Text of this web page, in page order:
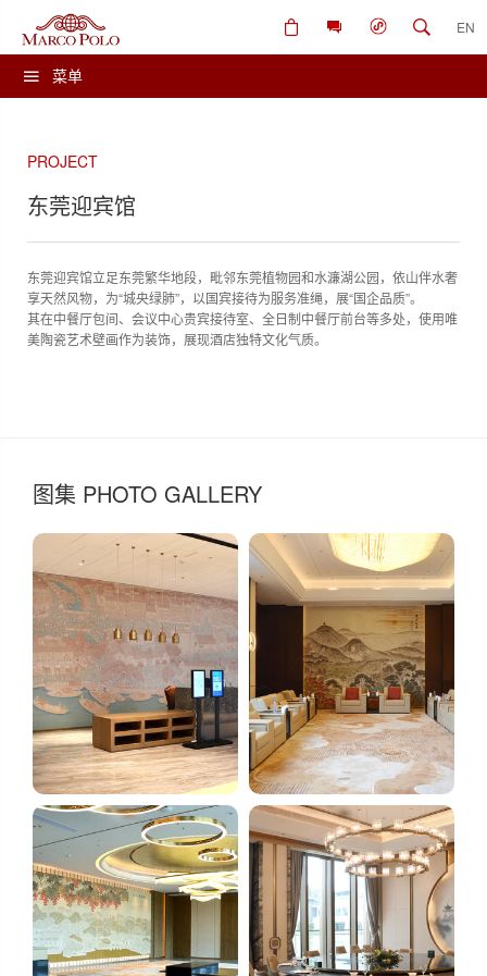
菜单
EN
PROJECT
东莞迎宾馆
东莞迎宾馆立足东莞繁华地段，毗邻东莞植物园和水濂湖公园，依山伴水奢
享天然风物，为“城央绿肺”，以国宾接待为服务准绳，展“国企品质”。
其在中餐厅包间、会议中心贵宾接待室、全日制中餐厅前台等多处，使用唯
美陶瓷艺术壁画作为装饰，展现酒店独特文化气质。
图集 PHOTO GALLERY